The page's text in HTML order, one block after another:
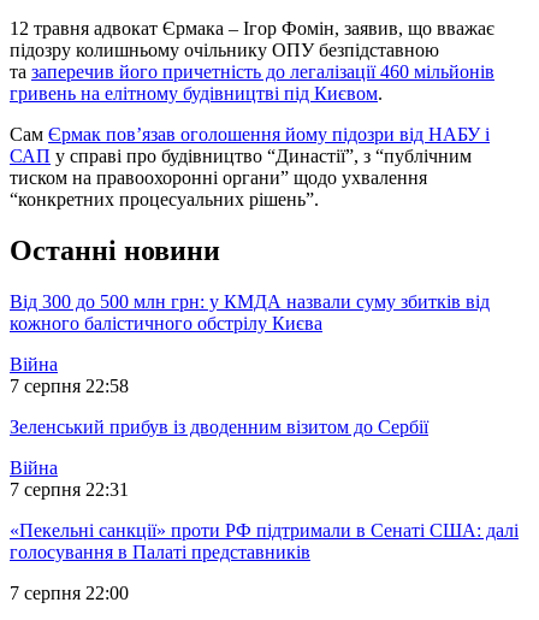
12 травня адвокат Єрмака – Ігор Фомін, заявив, що вважає
підозру колишньому очільнику ОПУ безпідставною
та заперечив його причетність до легалізації 460 мільйонів
гривень на елітному будівництві під Києвом.
Сам Єрмак пов’язав оголошення йому підозри від НАБУ і
САП у справі про будівництво “Династії”, з “публічним
тиском на правоохоронні органи” щодо ухвалення
“конкретних процесуальних рішень”.
Останні новини
Від 300 до 500 млн грн: у КМДА назвали суму збитків від
кожного балістичного обстрілу Києва
Війна
7 серпня 22:58
Зеленський прибув із дводенним візитом до Сербії
Війна
7 серпня 22:31
«Пекельні санкції» проти РФ підтримали в Сенаті США: далі
голосування в Палаті представників
7 серпня 22:00